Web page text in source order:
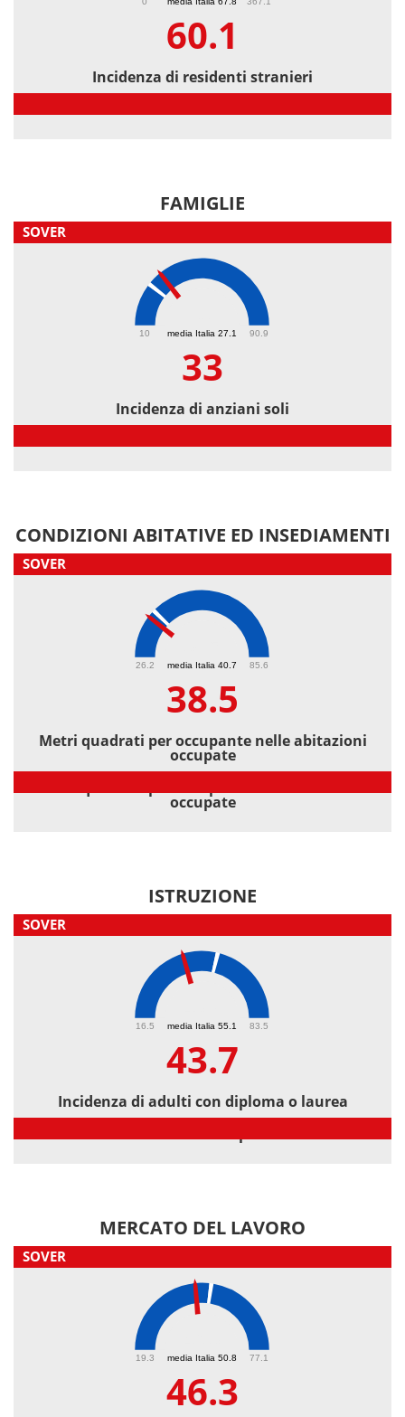
60.1
Incidenza di residenti stranieri
FAMIGLIE
SOVER
media Italia 27.1
10 90.9
33
Incidenza di anziani soli
CONDIZIONI ABITATIVE ED INSEDIAMENTI
SOVER
media Italia 40.7
26.2 85.6
38.5
Metri quadrati per occupante nelle abitazioni
occupate
occupate
ISTRUZIONE
SOVER
media Italia 55.1
16.5 83.5
43.7
Incidenza di adulti con diploma o laurea
MERCATO DEL LAVORO
SOVER
media Italia 50.8
19.3 77.1
46.3